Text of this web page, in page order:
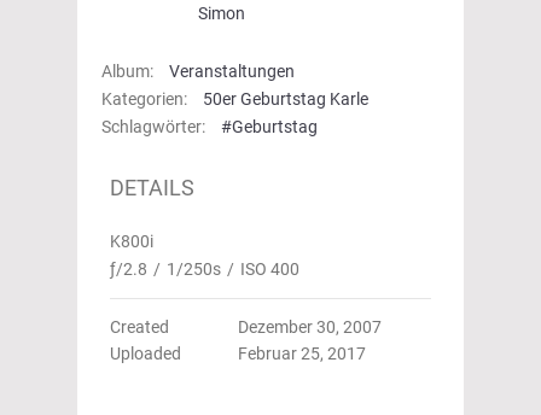
Simon
Album:
Veranstaltungen
Kategorien:
50er Geburtstag Karle
Schlagwörter:
#Geburtstag
DETAILS
K800i
ƒ/2.8 / 1/250s / ISO 400
Created
Dezember 30, 2007
Uploaded
Februar 25, 2017